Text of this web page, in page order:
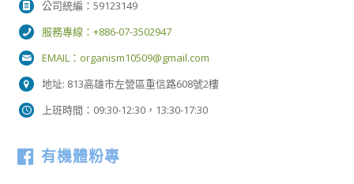
公司統編：59123149
服務專線：+886-07-3502947
EMAIL： organism10509@gmail.com
地址: 813高雄市左營區重信路608號2樓
上班時間：09:30-12:30，13:30-17:30
有機體粉專